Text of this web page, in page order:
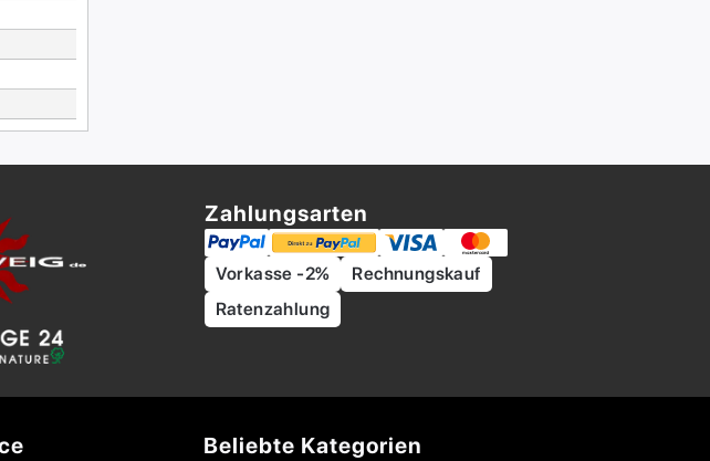
Zahlungsarten
Vorkasse -2%
Rechnungskauf
Ratenzahlung
Beliebte Kategorien